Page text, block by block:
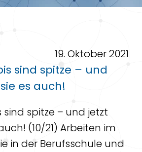
JETZT
SIE
19. Oktober 2021
sind spitze – und
es auch!
sind spitze – und jetzt
(10/21) Arbeiten im
in der Berufsschule und